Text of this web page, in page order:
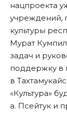
нацпроекта
учреждений,
культуры
Мурат
задач и
поддержку в
в
«Культура»
а. Псейтук и